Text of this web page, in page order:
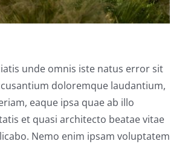
unde omnis iste natus error sit
doloremque laudantium,
eaque ipsa quae ab illo
et quasi architecto beatae vitae
Nemo enim ipsam voluptatem